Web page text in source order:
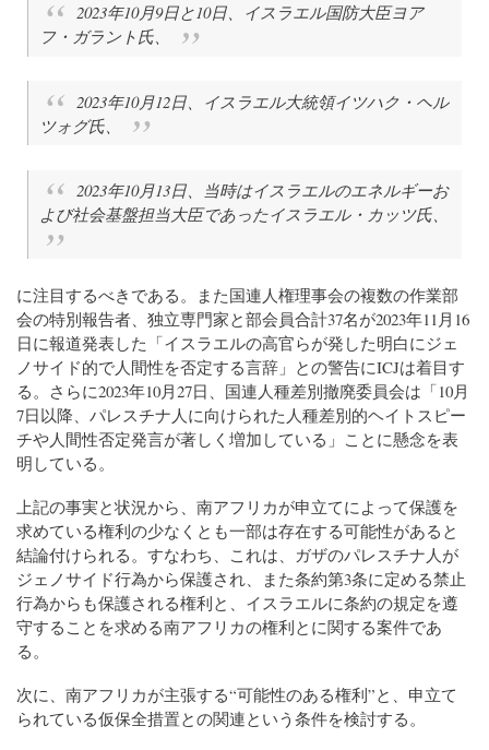
2023年10月9日と10日、イスラエル国防大臣ヨア
フ・ガラント氏、
2023年10月12日、イスラエル大統領イツハク・ヘル
ツォグ氏、
2023年10月13日、当時はイスラエルのエネルギーお
よび社会基盤担当大臣であったイスラエル・カッツ氏、
に注目するべきである。また国連人権理事会の複数の作業部
会の特別報告者、独立専門家と部会員合計37名が2023年11月16
日に報道発表した「イスラエルの高官らが発した明白にジェ
ノサイド的で人間性を否定する言辞」との警告にICJは着目す
る。さらに2023年10月27日、国連人種差別撤廃委員会は「10月
7日以降、パレスチナ人に向けられた人種差別的ヘイトスピー
チや人間性否定発言が著しく増加している」ことに懸念を表
明している。
上記の事実と状況から、南アフリカが申立てによって保護を
求めている権利の少なくとも一部は存在する可能性があると
結論付けられる。すなわち、これは、ガザのパレスチナ人が
ジェノサイド行為から保護され、また条約第3条に定める禁止
行為からも保護される権利と、イスラエルに条約の規定を遵
守することを求める南アフリカの権利とに関する案件であ
る。
次に、南アフリカが主張する“可能性のある権利”と、申立て
られている仮保全措置との関連という条件を検討する。